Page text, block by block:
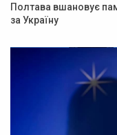
Полтава вшановує
за Україну